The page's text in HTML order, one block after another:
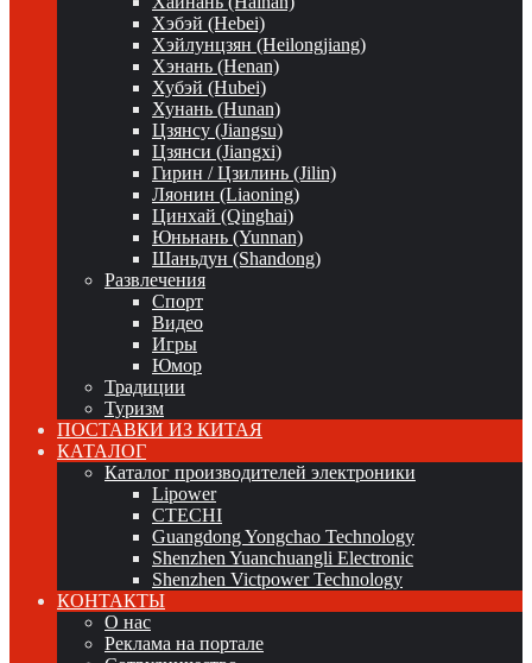
Хэбэй (Hebei)
Хэйлунцзян (Heilongjiang)
Хэнань (Henan)
Хубэй (Hubei)
Хунань (Hunan)
Цзянсу (Jiangsu)
Цзянси (Jiangxi)
Гирин / Цзилинь (Jilin)
Ляонин (Liaoning)
Цинхай (Qinghai)
Юньнань (Yunnan)
Шаньдун (Shandong)
Развлечения
Спорт
Видео
Игры
Юмор
Традиции
Туризм
ПОСТАВКИ ИЗ КИТАЯ
КАТАЛОГ
Каталог производителей электроники
Lipower
CTECHI
Guangdong Yongchao Technology
Shenzhen Yuanchuangli Electronic
Shenzhen Victpower Technology
КОНТАКТЫ
О нас
Реклама на портале